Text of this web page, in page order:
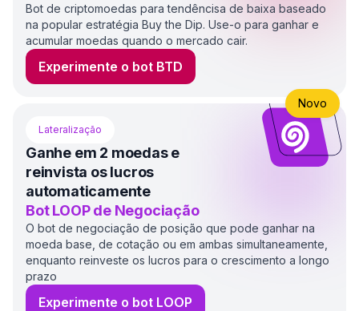
Bot de criptomoedas para tendêncisa de baixa baseado
na popular estratégia Buy the Dip. Use-o para ganhar e
acumular moedas quando o mercado cair.
Experimente o bot BTD
Lateralização
Ganhe em 2 moedas e
reinvista os lucros
automaticamente
Bot LOOP de Negociação
O bot de negociação de posição que pode ganhar na
moeda base, de cotação ou em ambas simultaneamente,
enquanto reinveste os lucros para o crescimento a longo
prazo
Experimente o bot LOOP
Novo